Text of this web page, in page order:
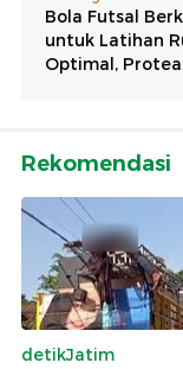
Rekomendasi
detikJatim